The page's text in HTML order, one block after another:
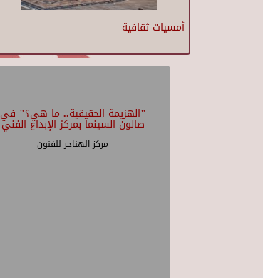
أمسيات ثقافية
"الهزيمة الحقيقية.. ما هي؟" في
صالون السينما بمركز الإبداع الفني
مركز الهناجر للفنون